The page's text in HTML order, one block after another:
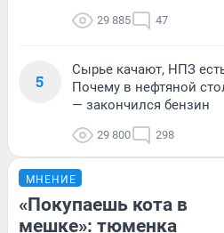
29 885 47
5
Сырье качают, НПЗ
Почему в нефтяной
— закончился бензин
29 800 298
МНЕНИЕ
«Покупаешь кота в
мешке»: тюменка